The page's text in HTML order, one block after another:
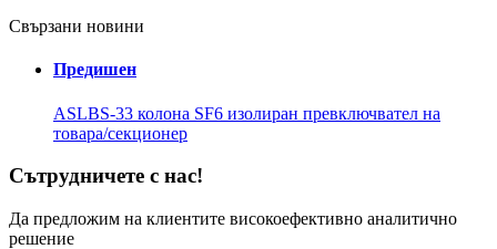
Свързани новини
Предишен
ASLBS-33 колона SF6 изолиран превключвател на
товара/секционер
Сътрудничете с нас!
Да предложим на клиентите високоефективно аналитично
решение